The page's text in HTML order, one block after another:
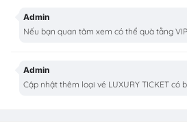
Admin
Nếu bạn quan tâm xem có thể quà tằng VIP
Admin
Cập nhật thêm loại vé LUXURY TICKET có